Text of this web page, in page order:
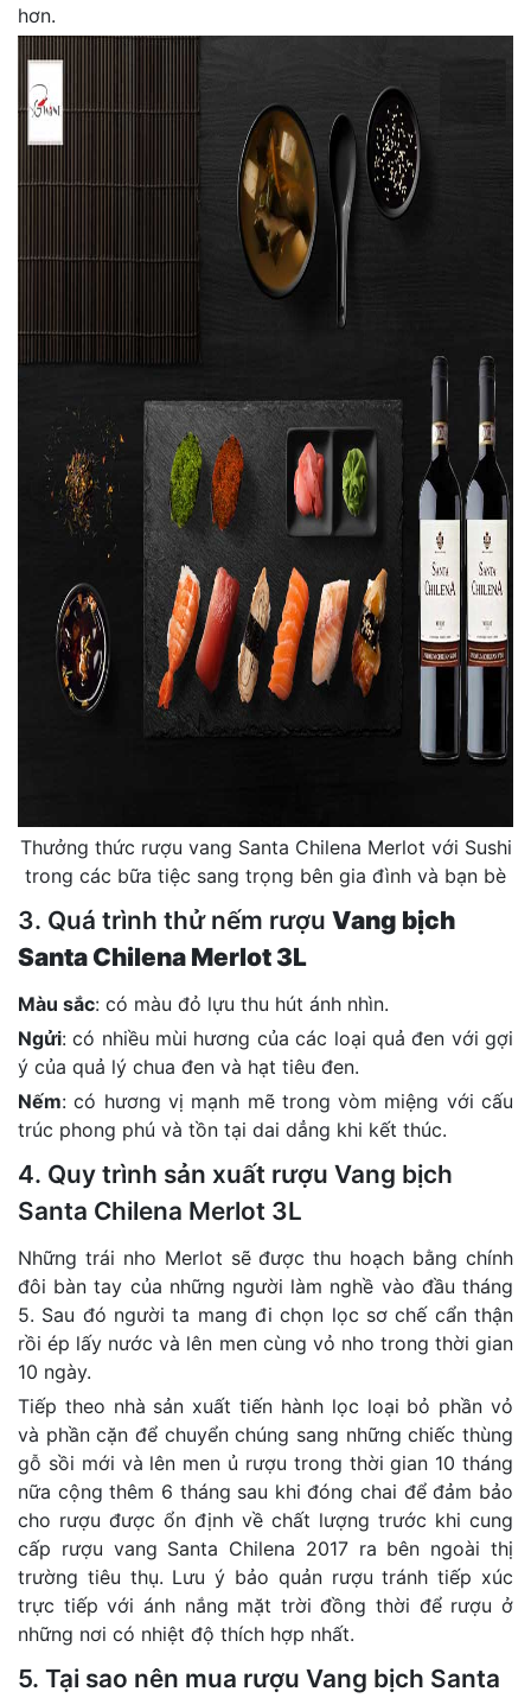
hơn.
Thưởng thức rượu vang Santa Chilena Merlot với Sushi
trong các bữa tiệc sang trọng bên gia đình và bạn bè
3. Quá trình thử nếm rượu Vang bịch
Santa Chilena Merlot 3L
Màu sắc: có màu đỏ lựu thu hút ánh nhìn.
Ngửi: có nhiều mùi hương của các loại quả đen với gợi
ý của quả lý chua đen và hạt tiêu đen.
Nếm: có hương vị mạnh mẽ trong vòm miệng với cấu
trúc phong phú và tồn tại dai dẳng khi kết thúc.
4. Quy trình sản xuất rượu Vang bịch
Santa Chilena Merlot 3L
Những trái nho Merlot sẽ được thu hoạch bằng chính
đôi bàn tay của những người làm nghề vào đầu tháng
5. Sau đó người ta mang đi chọn lọc sơ chế cẩn thận
rồi ép lấy nước và lên men cùng vỏ nho trong thời gian
10 ngày.
Tiếp theo nhà sản xuất tiến hành lọc loại bỏ phần vỏ
và phần cặn để chuyển chúng sang những chiếc thùng
gỗ sồi mới và lên men ủ rượu trong thời gian 10 tháng
nữa cộng thêm 6 tháng sau khi đóng chai để đảm bảo
cho rượu được ổn định về chất lượng trước khi cung
cấp rượu vang Santa Chilena 2017 ra bên ngoài thị
trường tiêu thụ. Lưu ý bảo quản rượu tránh tiếp xúc
trực tiếp với ánh nắng mặt trời đồng thời để rượu ở
những nơi có nhiệt độ thích hợp nhất.
5. Tại sao nên mua rượu Vang bịch Santa